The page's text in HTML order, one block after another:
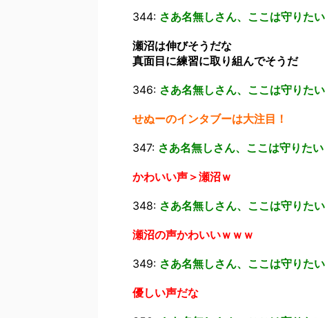
344: さあ名無しさん、ここは守りたい
瀬沼は伸びそうだな
真面目に練習に取り組んでそうだ
346: さあ名無しさん、ここは守りたい
せぬーのインタブーは大注目！
347: さあ名無しさん、ここは守りたい
かわいい声＞瀬沼ｗ
348: さあ名無しさん、ここは守りたい
瀬沼の声かわいいｗｗｗ
349: さあ名無しさん、ここは守りたい
優しい声だな